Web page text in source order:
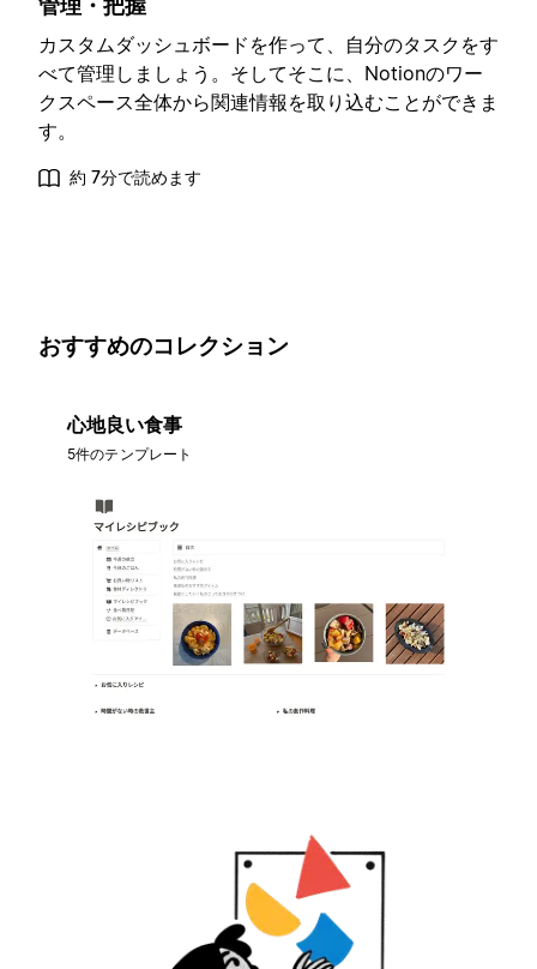
管理・把握
カスタムダッシュボードを作って、自分のタスクをす
べて管理しましょう。そしてそこに、Notionのワー
クスペース全体から関連情報を取り込むことができま
す。
約 7分で読めます
おすすめのコレクション
心地良い食事
5件のテンプレート